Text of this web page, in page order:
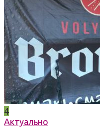
4
Актуально